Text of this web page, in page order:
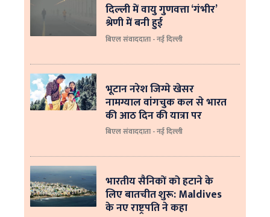
दिल्ली में वायु गुणवत्ता ‘गंभीर’
श्रेणी में बनी हुई
बिएल संवाददाता - नई दिल्ली
भूटान नरेश जिग्मे खेसर
नामग्याल वांगचुक कल से भारत
की आठ दिन की यात्रा पर
बिएल संवाददाता - नई दिल्ली
भारतीय सैनिकों को हटाने के
लिए बातचीत शुरू: Maldives
के नए राष्ट्रपति ने कहा